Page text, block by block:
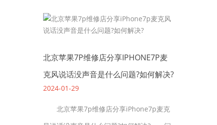
北京苹果7P维修店分享IPHONE7P麦
克风说话没声音是什么问题?如何解决?
2024-01-29
北京苹果7p维修店分享iPhone7p麦克